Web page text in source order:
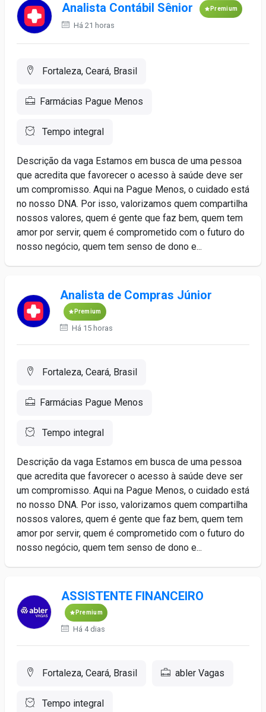
Analista Contábil Sênior Premium
Há 21 horas
Fortaleza, Ceará, Brasil
Farmácias Pague Menos
Tempo integral
Descrição da vaga Estamos em busca de uma pessoa
que acredita que favorecer o acesso à saúde deve ser
um compromisso. Aqui na Pague Menos, o cuidado está
no nosso DNA. Por isso, valorizamos quem compartilha
nossos valores, quem é gente que faz bem, quem tem
amor por servir, quem é comprometido com o futuro do
nosso negócio, quem tem senso de dono e...
Analista de Compras Júnior
Premium
Há 15 horas
Fortaleza, Ceará, Brasil
Farmácias Pague Menos
Tempo integral
Descrição da vaga Estamos em busca de uma pessoa
que acredita que favorecer o acesso à saúde deve ser
um compromisso. Aqui na Pague Menos, o cuidado está
no nosso DNA. Por isso, valorizamos quem compartilha
nossos valores, quem é gente que faz bem, quem tem
amor por servir, quem é comprometido com o futuro do
nosso negócio, quem tem senso de dono e...
ASSISTENTE FINANCEIRO
Premium
Há 4 dias
Fortaleza, Ceará, Brasil abler Vagas
Tempo integral